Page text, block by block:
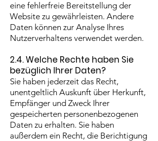
eine fehlerfreie Bereitstellung der
Website zu gewährleisten. Andere
Daten können zur Analyse Ihres
Nutzerverhaltens verwendet werden.
2.4. Welche Rechte haben Sie
bezüglich Ihrer Daten?
Sie haben jederzeit das Recht,
unentgeltlich Auskunft über Herkunft,
Empfänger und Zweck Ihrer
gespeicherten personenbezogenen
Daten zu erhalten. Sie haben
außerdem ein Recht, die Berichtigung